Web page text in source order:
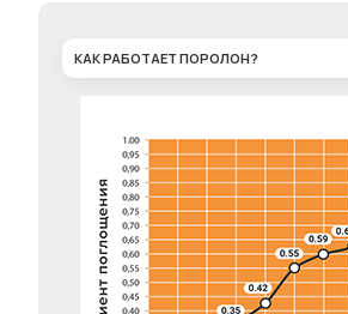
КАК РАБОТАЕТ ПОРОЛОН?
"Бас-